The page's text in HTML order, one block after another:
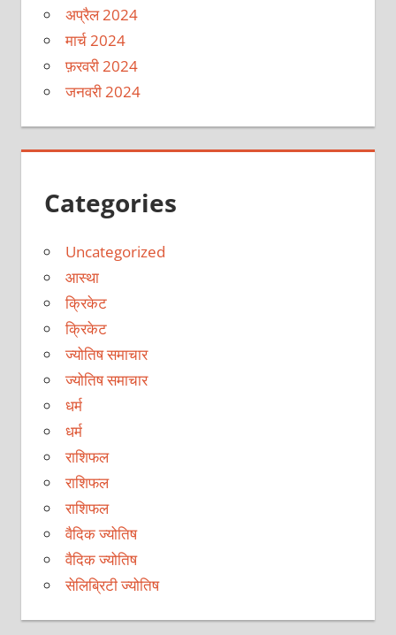
अप्रैल 2024
मार्च 2024
फ़रवरी 2024
जनवरी 2024
Categories
Uncategorized
आस्था
क्रिकेट
क्रिकेट
ज्योतिष समाचार
ज्योतिष समाचार
धर्म
धर्म
राशिफल
राशिफल
राशिफल
वैदिक ज्योतिष
वैदिक ज्योतिष
सेलिब्रिटी ज्योतिष